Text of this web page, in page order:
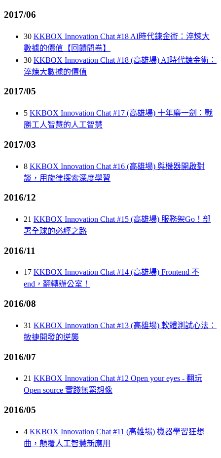
2017/06
30 KKBOX Innovation Chat #18 AI時代鍊金術：淬煉大
數據的價值【回饋問卷】
30 KKBOX Innovation Chat #18 (高雄場) AI時代鍊金術：
淬煉大數據的價值
2017/05
5 KKBOX Innovation Chat #17 (高雄場) 十年磨一劍：戰
勝工人智慧的人工智慧
2017/03
8 KKBOX Innovation Chat #16 (高雄場) 與機器開啟對
談，用旋律探索深度學習
2016/12
21 KKBOX Innovation Chat #15 (高雄場) 服務架Go！部
署全球的必經之路
2016/11
17 KKBOX Innovation Chat #14 (高雄場) Frontend 不
end，翻轉辦公室！
2016/08
31 KKBOX Innovation Chat #13 (高雄場) 軟體測試心法：
敏捷開發的逆襲
2016/07
21 KKBOX Innovation Chat #12 Open your eyes - 翻玩
Open source 實踐無窮想像
2016/05
4 KKBOX Innovation Chat #11 (高雄場) 機器學習狂想
曲，顛覆人工智慧新應用